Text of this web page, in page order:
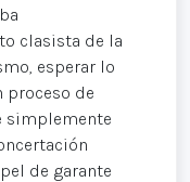
clasista de la
esperar lo
proceso de
simplemente
de garante